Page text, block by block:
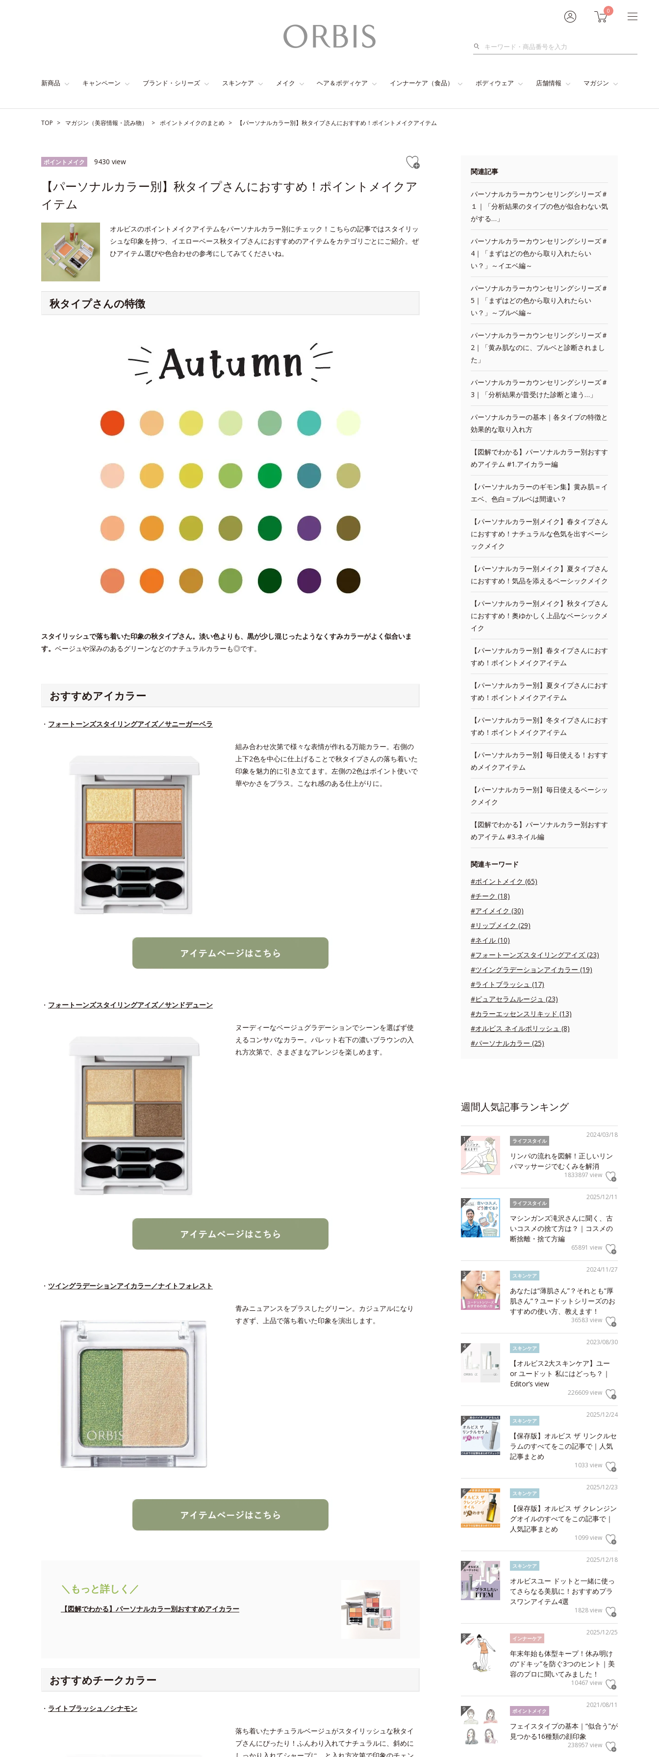
0
検
新商品 キャンペーン ブランド・シリーズ スキンケア メイク ヘア＆ボディケア インナーケア（食品） ボディウェア 店舗情報 マガジン
TOP マガジン（美容情報・読み物） ポイントメイクのまとめ 【パーソナルカラー別】秋タイプさんにおすすめ！ポイントメイクアイテム
ポイントメイク 9430 view
【パーソナルカラー別】秋タイプさんにおすすめ！ポイントメイクア
イテム
オルビスのポイントメイクアイテムをパーソナルカラー別にチェック！こちらの記事ではスタイリッ
シュな印象を持つ、イエローベース秋タイプさんにおすすめのアイテムをカテゴリごとにご紹介。ぜ
ひアイテム選びや色合わせの参考にしてみてくださいね。
秋タイプさんの特徴
スタイリッシュで落ち着いた印象の秋タイプさん。淡い色よりも、黒が少し混じったようなくすみカラーがよく似合いま
す。 ベージュや深みのあるグリーンなどのナチュラルカラーも◎です。
おすすめアイカラー
・ フォートーンズスタイリングアイズ／サニーガーベラ
組み合わせ次第で様々な表情が作れる万能カラー。右側の
上下2色を中心に仕上げることで秋タイプさんの落ち着いた
印象を魅力的に引き立てます。左側の2色はポイント使いで
華やかさをプラス。こなれ感のある仕上がりに。
・ フォートーンズスタイリングアイズ／サンドデューン
ヌーディーなベージュグラデーションでシーンを選ばず使
えるコンサバなカラー。パレット右下の濃いブラウンの入
れ方次第で、さまざまなアレンジを楽しめます。
・ ツイングラデーションアイカラー／ナイトフォレスト
青みニュアンスをプラスしたグリーン。カジュアルになり
すぎず、上品で落ち着いた印象を演出します。
＼もっと詳しく／
【図解でわかる】パーソナルカラー別おすすめアイカラー
おすすめチークカラー
・ ライトブラッシュ／シナモン
落ち着いたナチュラルベージュがスタイリッシュな秋タイ
プさんにぴったり！ふんわり入れてナチュラルに、斜めに
関連記事
パーソナルカラーカウンセリングシリーズ＃
１｜「分析結果のタイプの色が似合わない気
がする…」
パーソナルカラーカウンセリングシリーズ＃
4｜「まずはどの色から取り入れたらい
い？」～イエベ編～
パーソナルカラーカウンセリングシリーズ＃
5｜「まずはどの色から取り入れたらい
い？」～ブルベ編～
パーソナルカラーカウンセリングシリーズ＃
2｜「黄み肌なのに、ブルベと診断されまし
た」
パーソナルカラーカウンセリングシリーズ＃
3｜「分析結果が昔受けた診断と違う…」
パーソナルカラーの基本｜各タイプの特徴と
効果的な取り入れ方
【図解でわかる】パーソナルカラー別おすす
めアイテム #1.アイカラー編
【パーソナルカラーのギモン集】黄み肌＝イ
エベ、色白＝ブルベは間違い？
【パーソナルカラー別メイク】春タイプさん
におすすめ！ナチュラルな色気を出すベーシ
ックメイク
【パーソナルカラー別メイク】夏タイプさん
におすすめ！気品を添えるベーシックメイク
【パーソナルカラー別メイク】秋タイプさん
におすすめ！奥ゆかしく上品なベーシックメ
イク
【パーソナルカラー別】春タイプさんにおす
すめ！ポイントメイクアイテム
【パーソナルカラー別】夏タイプさんにおす
すめ！ポイントメイクアイテム
【パーソナルカラー別】冬タイプさんにおす
すめ！ポイントメイクアイテム
【パーソナルカラー別】毎日使える！おすす
めメイクアイテム
【パーソナルカラー別】毎日使えるベーシッ
クメイク
【図解でわかる】パーソナルカラー別おすす
めアイテム #3.ネイル編
関連キーワード
#ポイントメイク (65)
#チーク (18)
#アイメイク (30)
#リップメイク (29)
#ネイル (10)
#フォートーンズスタイリングアイズ (23)
#ツイングラデーションアイカラー (19)
#ライトブラッシュ (17)
#ピュアセラムルージュ (23)
#カラーエッセンスリキッド (13)
#オルビス ネイルポリッシュ (8)
#パーソナルカラー (25)
週間人気記事ランキング
2024/03/18
ライフスタイル
リンパの流れを図解！正しいリン
パマッサージでむくみを解消
1833897 view
2025/12/11
ライフスタイル
マシンガンズ滝沢さんに聞く、古
いコスメの捨て方は？｜コスメの
断捨離・捨て方編
65891 view
2024/11/27
スキンケア
あなたは“薄肌さん”？それとも“厚
肌さん”？ユードットシリーズのお
すすめの使い方、教えます！
36583 view
2023/08/30
スキンケア
【オルビス2大スキンケア】ユー
or ユードット 私にはどっち？｜
Editor’s view
226609 view
2025/12/24
スキンケア
【保存版】オルビス ザ リンクルセ
ラムのすべてをこの記事で｜人気
記事まとめ
1033 view
2025/12/23
スキンケア
【保存版】オルビス ザ クレンジン
グオイルのすべてをこの記事で｜
人気記事まとめ
1099 view
2025/12/18
スキンケア
オルビスユー ドットと一緒に使っ
てさらなる美肌に！おすすめプラ
スワンアイテム4選
1828 view
2025/12/25
インナーケア
年末年始も体型キープ！休み明け
の“ドキッ”を防ぐ3つのヒント｜美
容のプロに聞いてみました！
10467 view
2021/08/11
ポイントメイク
フェイスタイプの基本｜“似合う”が
見つかる16種類の顔印象
238957 view